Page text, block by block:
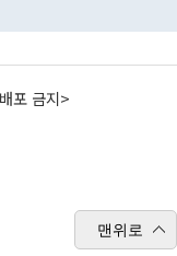
포 금지>
맨위로